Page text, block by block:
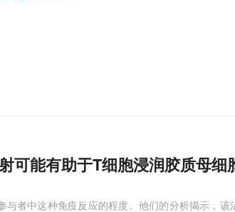
可能有助于T细胞浸润胶质母细
与者中这种免疫反应的程度。他们的分析揭示，该